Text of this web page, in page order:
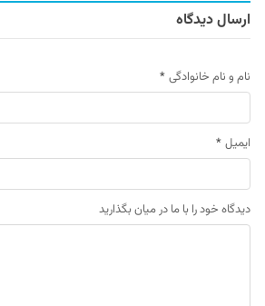
ارسال دیدگاه
نام و نام خانوادگی *
ایمیل *
دیدگاه خود را با ما در میان بگذارید